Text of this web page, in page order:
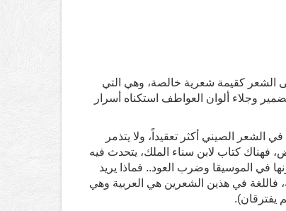
الشعر كقيمة شعرية خالصة، وهي التي
وجلاء ألوان العواطف استكناه أسرار
الشعر الصيني أكثر تعقيداً، ولا يتذمر
فهناك كتاب لابن سناء الملك، يتحدث فيه
الأخرى في وزنها في الموسيقا وضرب العود.. فماذا يريد
فاللغة في هذين الشعرين هي العربية وهي
يفترقان).